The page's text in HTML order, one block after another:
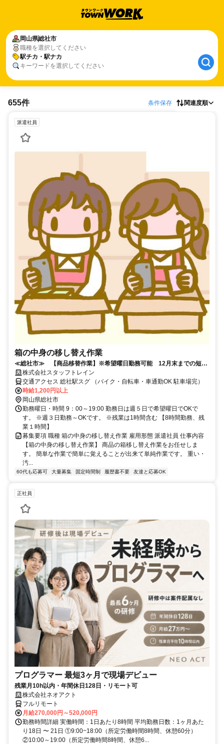
岡山県総社市
職種を選択してください
駅チカ・駅ナカ
キーワードを選択してください
655件 条件保存 関連度順
派遣社員
箱の中身の移し替え作業
≪総社市≫ 【商品移替作業】※希望曜日勤務可能 12月末までの短
期 ◎長期も歓迎！
株式会社スタッフトレイン
交通アクセス 総社駅スグ （バイク・自転車・車通勤OK 駐車場完）
時給1,200円以上
岡山県総社市
勤務曜日・時間 9：00～19:00 勤務日は週５日で希望曜日でOKで
す。 ※週３日勤務～OKです。 ※残業は1時間含む 【8時間勤務、残
業１時間】
募集要項 職種 箱の中身の移し替え作業 雇用形態 派遣社員 仕事内容
【箱の中身の移し替え作業】 商品の箱移し替え作業をお任せしま
す。 簡単な作業で簡単に覚えることが出来て単純作業です。 重い・
汚...
60代も応募可 大量募集 固定時間制 履歴書不要 友達と応募OK
正社員
プログラマー 最短3ヶ月で現場デビュー
残業月10h以内・年間休日128日・リモート可
株式会社ネオアクト
フルリモート
月給270,000円～520,000円
勤務時間詳細 実働時間：1日あたり8時間 平均勤務日数：1ヶ月あた
り18日 〜 21日 ①9:00~18:00（所定労働時間8時間、休憩60分）
②10:00～19:00（所定労働時間8時間、休憩6...